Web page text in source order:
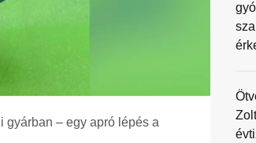
gyárban – egy apró lépés a